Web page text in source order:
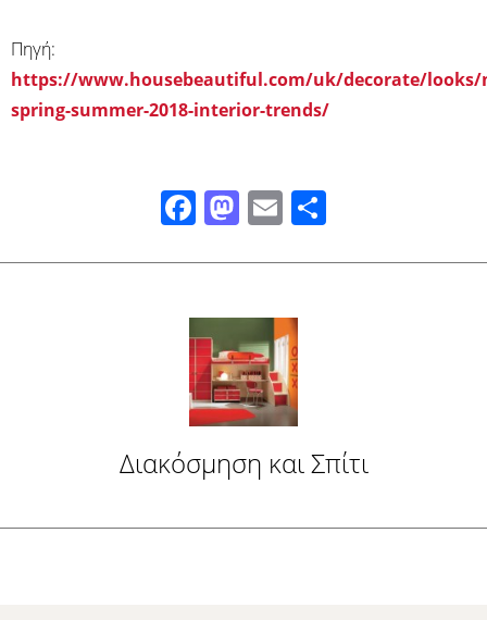
Πηγή:
https://www.housebeautiful.com/uk/decorate/looks/
spring-summer-2018-interior-trends/
Facebook
Mastodon
Email
Διακόσμηση και Σπίτι